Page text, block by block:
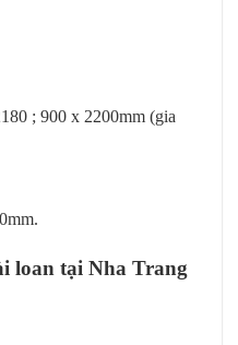
; 900 x 2200mm (gia
loan tại Nha Trang